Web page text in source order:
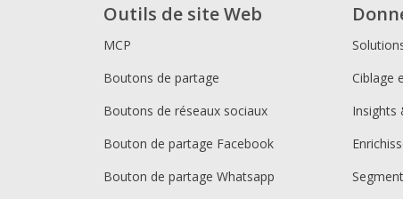
Outils de site Web
MCP
Boutons de partage
Boutons de réseaux sociaux
Bouton de partage Facebook
Bouton de partage Whatsapp
Ciblage
Insights